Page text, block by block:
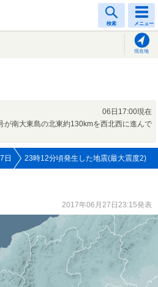
検索 メニュー
現在地
06日17:00現在
が南大東島の北東約130kmを西北西に進んで
日 23時12分頃発生した地震(最大震度2)
2017年06月27日23:15発表